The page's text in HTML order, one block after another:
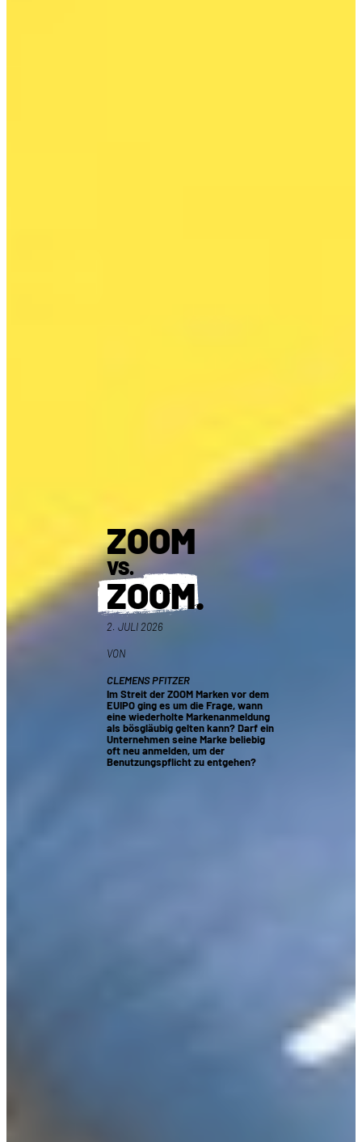
ZOOM
VS.
ZOOM.
2. JULI 2026
VON
CLEMENS PFITZER
Im Streit der ZOOM Marken vor dem
EUIPO ging es um die Frage, wann
eine wiederholte Markenanmeldung
als bösgläubig gelten kann? Darf ein
Unternehmen seine Marke beliebig
oft neu anmelden, um der
Benutzungspflicht zu entgehen?